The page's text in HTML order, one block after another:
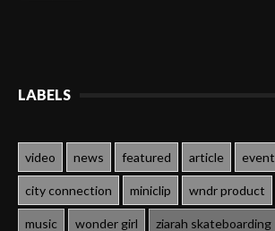
LABELS
video news featured article event
city connection miniclip wndr product
music wonder girl ziarah skateboarding